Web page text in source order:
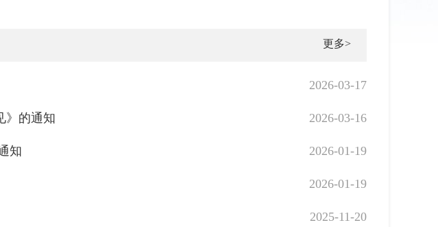
更多>
2026-03-17
2026-03-16
》的通知
2026-01-19
知
2026-01-19
2025-11-20